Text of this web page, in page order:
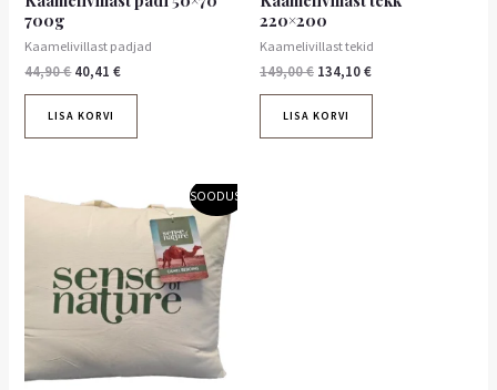
700g
Kaamelivillast padjad
44,90€ 40,41€
LISA KORVI
220×200
Kaamelivillast tekid
149,00€ 134,10€
LISA KORVI
SOODUS!
hind
Praegune
hind
on:
102,60 €.